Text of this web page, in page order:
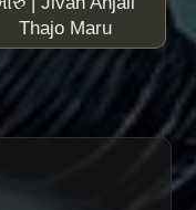
Thajo Maru